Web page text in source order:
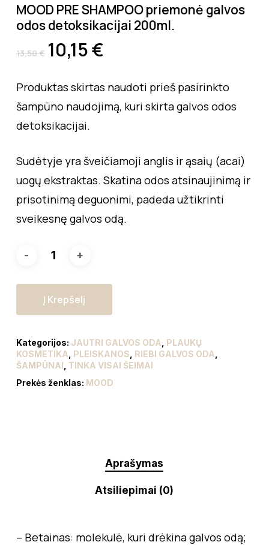
MOOD PRE SHAMPOO priemonė galvos
odos detoksikacijai 200ml.
13,50€ 10,15€
Produktas skirtas naudoti prieš pasirinkto
šampūno naudojimą, kuri skirta galvos odos
detoksikacijai.
Sudėtyje yra šveičiamoji anglis ir ąsaių (acai)
uogų ekstraktas. Skatina odos atsinaujinimą ir
prisotinimą deguonimi, padeda užtikrinti
sveikesnę galvos odą.
Į Krepšelį
Kategorijos: JAUTRI GALVOS ODA PLAUKŲ
KOSMETIKA PLEISKANOS RIEBI GALVOS ODA
ŠAMPŪNAI TINKA VISAI ŠEIMAI
Prekės ženklas: MOOD
Aprašymas
Atsiliepimai (0)
– Betainas: molekulė, kuri drėkina galvos odą;